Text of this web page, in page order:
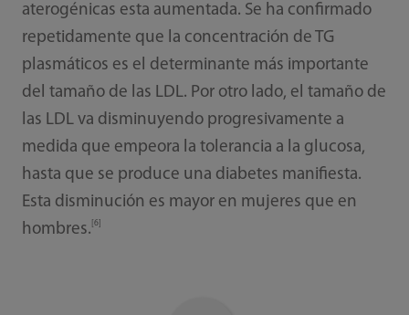
aterogénicas esta aumentada. Se ha confirmado
repetidamente que la concentración de TG
plasmáticos es el determinante más importante
del tamaño de las LDL. Por otro lado, el tamaño de
las LDL va disminuyendo progresivamente a
medida que empeora la tolerancia a la glucosa,
hasta que se produce una diabetes manifiesta.
Esta disminución es mayor en mujeres que en
hombres. [6]